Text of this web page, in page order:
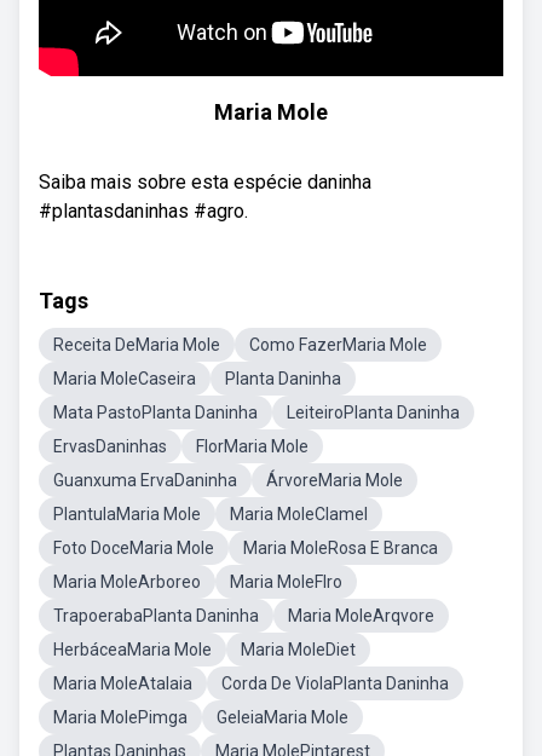
Maria Mole
Saiba mais sobre esta espécie daninha
#plantasdaninhas #agro.
Tags
Receita DeMaria Mole
Como FazerMaria Mole
Maria MoleCaseira
Planta Daninha
Mata PastoPlanta Daninha
LeiteiroPlanta Daninha
ErvasDaninhas
FlorMaria Mole
Guanxuma ErvaDaninha
ÁrvoreMaria Mole
PlantulaMaria Mole
Maria MoleClamel
Foto DoceMaria Mole
Maria MoleRosa E Branca
Maria MoleArboreo
Maria MoleFlro
TrapoerabaPlanta Daninha
Maria MoleArqvore
HerbáceaMaria Mole
Maria MoleDiet
Maria MoleAtalaia
Corda De ViolaPlanta Daninha
Maria MolePimga
GeleiaMaria Mole
Plantas Daninhas
Maria MolePintarest